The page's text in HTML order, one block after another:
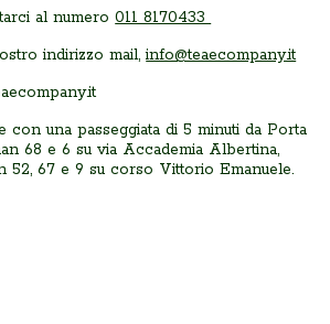
al numero011 8170433
indirizzo mail,info@teaecompany.it
con una passeggiata di 5 minuti da Porta
68 e 6 su via Accademia Albertina,
52, 67 e 9 su corso Vittorio Emanuele.